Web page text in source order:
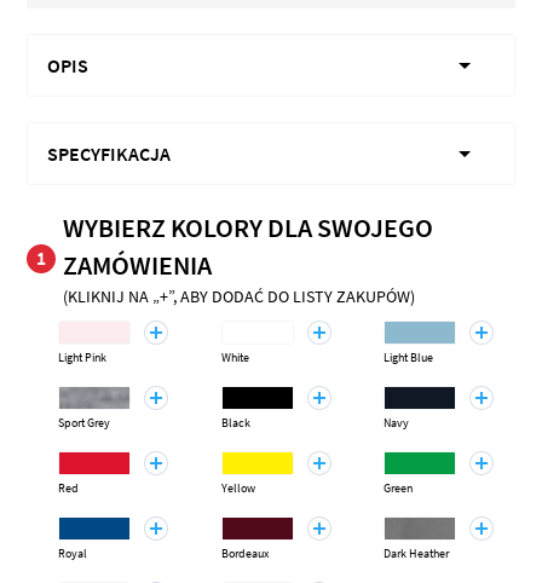
OPIS
SPECYFIKACJA
1
WYBIERZ KOLORY DLA SWOJEGO
ZAMÓWIENIA
(KLIKNIJ NA „+”, ABY DODAĆ DO LISTY ZAKUPÓW)
Light Pink White Light Blue
Sport Grey Black Navy
Red Yellow Green
Royal Bordeaux Dark Heather